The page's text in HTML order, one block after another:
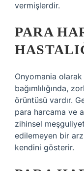
vermişlerdir.
PARA
Onyomania olarak
bağımlılığında,
örüntüsü vardır.
para harcama ve
zihinsel
edilemeyen bir
kendini gösterir.